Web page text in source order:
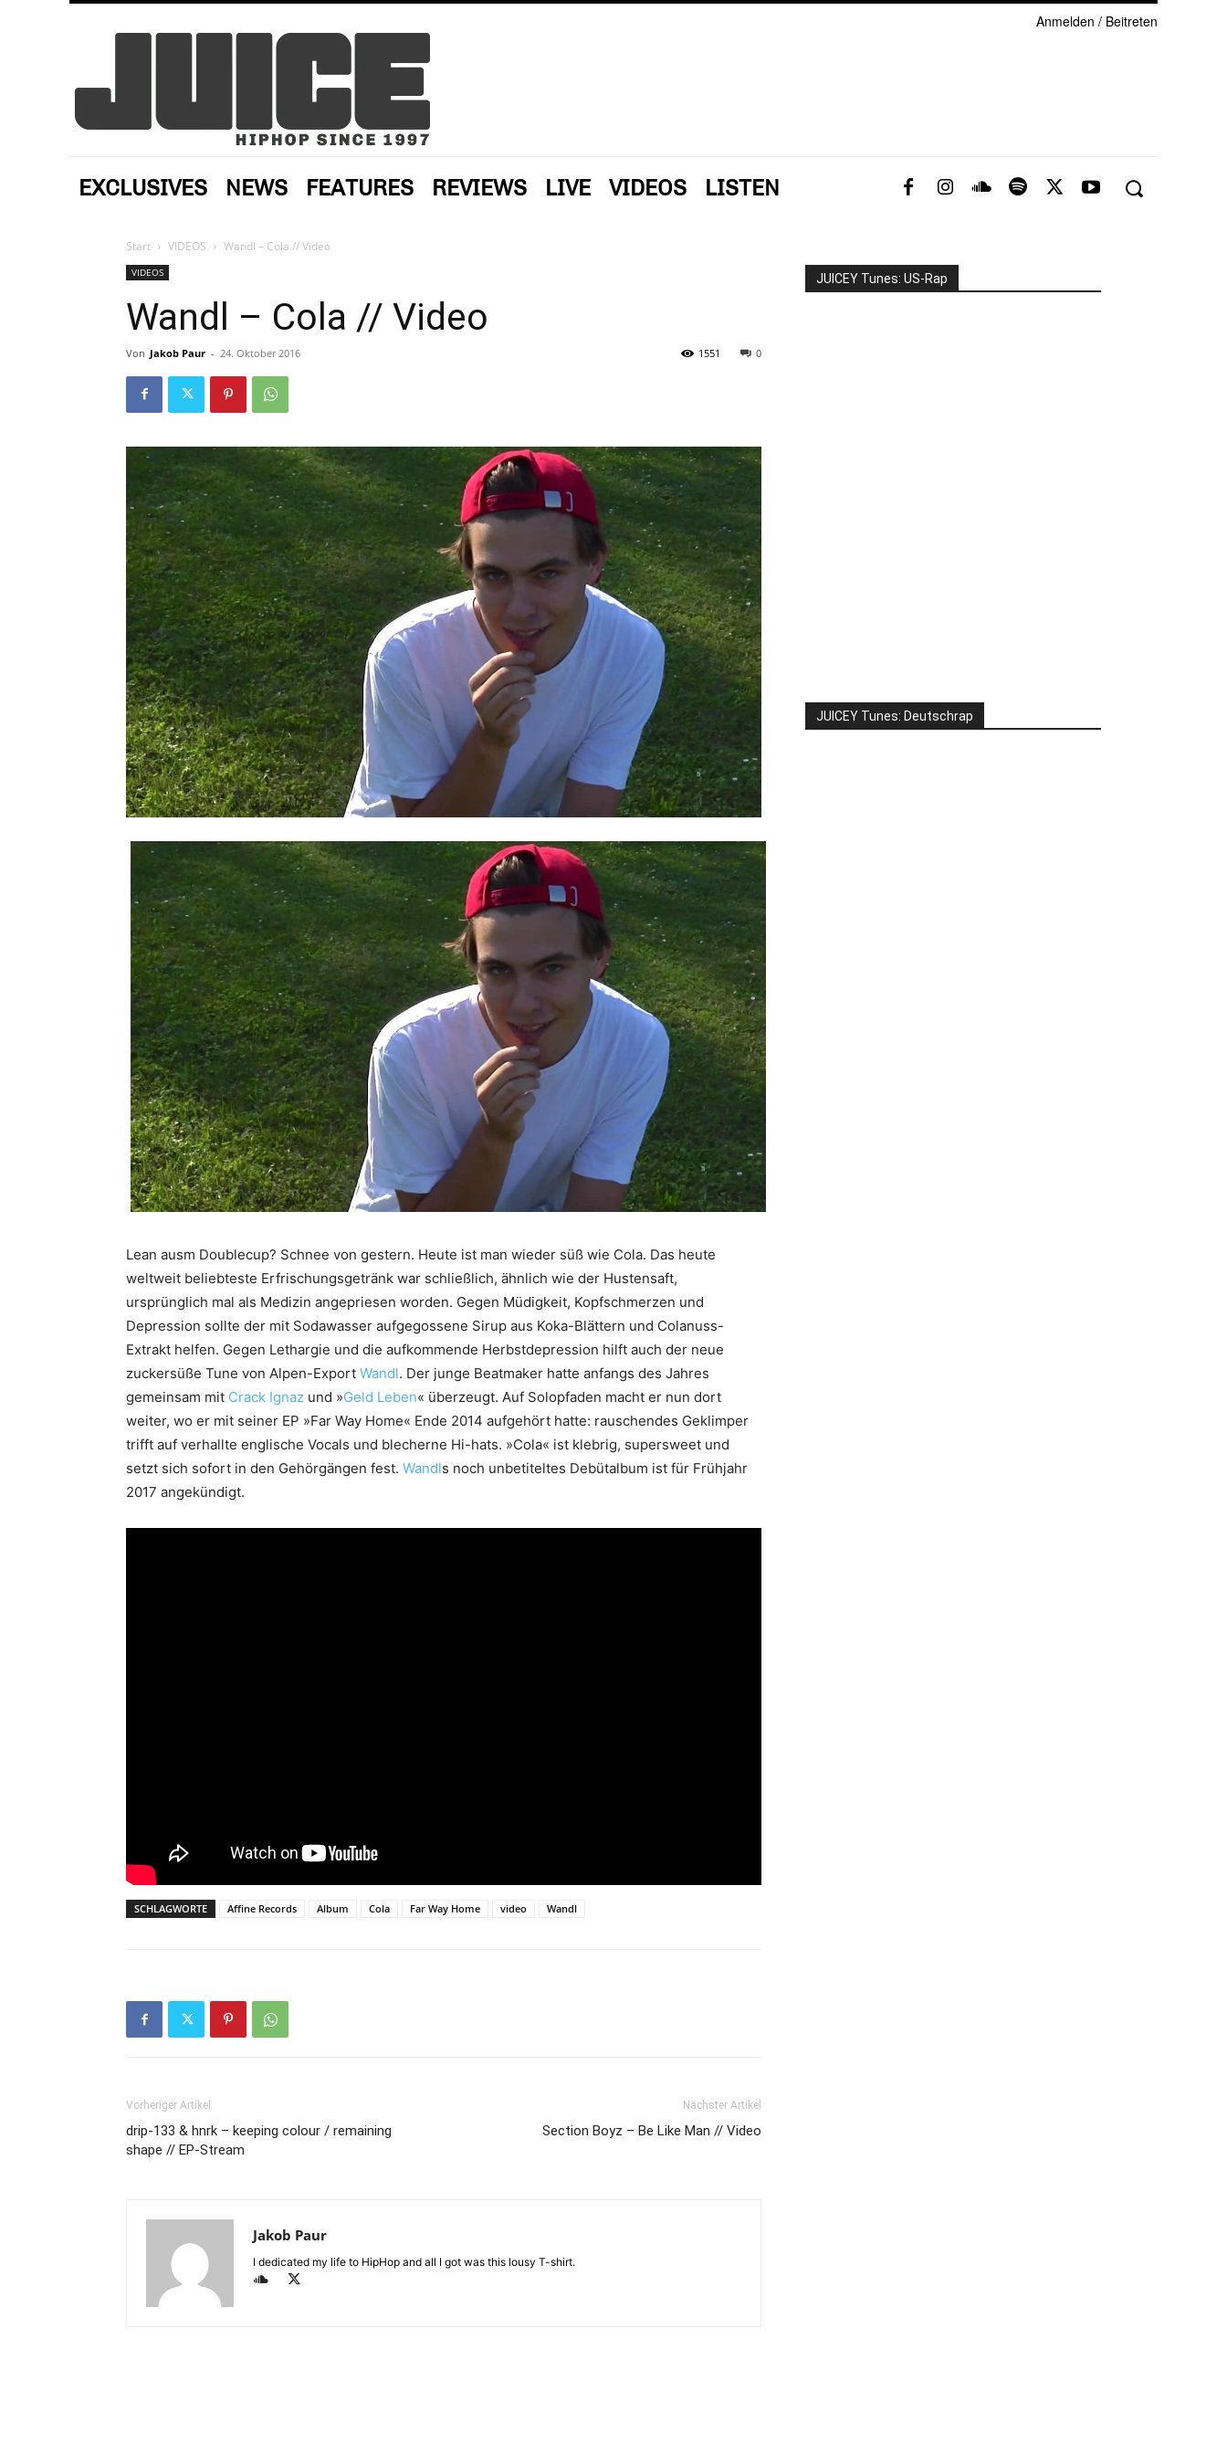
Anmelden / Beitreten
EXCLUSIVES NEWS FEATURES REVIEWS LIVE VIDEOS LISTEN
Start VIDEOS Wandl – Cola // Video
VIDEOS
Wandl – Cola // Video
Von Jakob Paur - 24. Oktober 2016 0
1551
Lean ausm Doublecup? Schnee von gestern. Heute ist man wieder süß wie Cola. Das heute
weltweit beliebteste Erfrischungsgetränk war schließlich, ähnlich wie der Hustensaft,
ursprünglich mal als Medizin angepriesen worden. Gegen Müdigkeit, Kopfschmerzen und
Depression sollte der mit Sodawasser aufgegossene Sirup aus Koka-Blättern und Colanuss-
Extrakt helfen. Gegen Lethargie und die aufkommende Herbstdepression hilft auch der neue
zuckersüße Tune von Alpen-Export Wandl. Der junge Beatmaker hatte anfangs des Jahres
gemeinsam mit Crack Ignaz und »Geld Leben« überzeugt. Auf Solopfaden macht er nun dort
weiter, wo er mit seiner EP »Far Way Home« Ende 2014 aufgehört hatte: rauschendes Geklimper
trifft auf verhallte englische Vocals und blecherne Hi-hats. »Cola« ist klebrig, supersweet und
setzt sich sofort in den Gehörgängen fest. Wandls noch unbetiteltes Debütalbum ist für Frühjahr
2017 angekündigt.
SCHLAGWORTE Affine Records Album Cola Far Way Home video Wandl
Vorheriger Artikel
drip-133 & hnrk – keeping colour / remaining
shape // EP-Stream
Nächster Artikel
Section Boyz – Be Like Man // Video
Jakob Paur
I dedicated my life to HipHop and all I got was this lousy T-shirt.
JUICEY Tunes: US-Rap
JUICEY Tunes: Deutschrap